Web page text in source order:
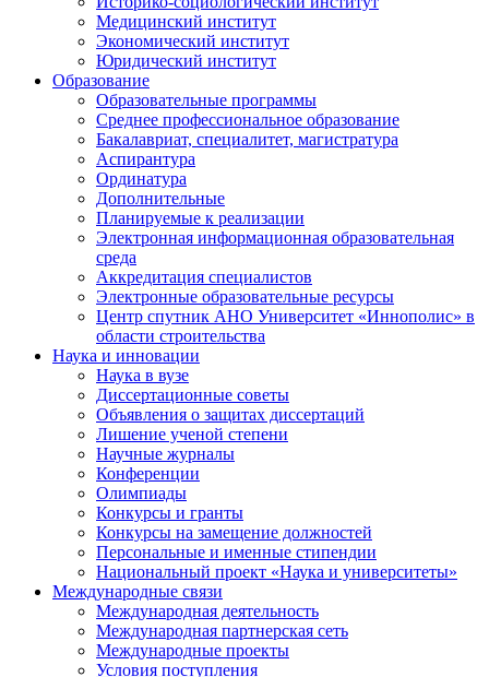
Медицинский институт
Экономический институт
Юридический институт
Образование
Образовательные программы
Среднее профессиональное образование
Бакалавриат, специалитет, магистратура
Аспирантура
Ординатура
Дополнительные
Планируемые к реализации
Электронная информационная образовательная
среда
Аккредитация специалистов
Электронные образовательные ресурсы
Центр спутник АНО Университет «Иннополис» в
области строительства
Наука и инновации
Наука в вузе
Диссертационные советы
Объявления о защитах диссертаций
Лишение ученой степени
Научные журналы
Конференции
Олимпиады
Конкурсы и гранты
Конкурсы на замещение должностей
Персональные и именные стипендии
Национальный проект «Наука и университеты»
Международные связи
Международная деятельность
Международная партнерская сеть
Международные проекты
Условия поступления